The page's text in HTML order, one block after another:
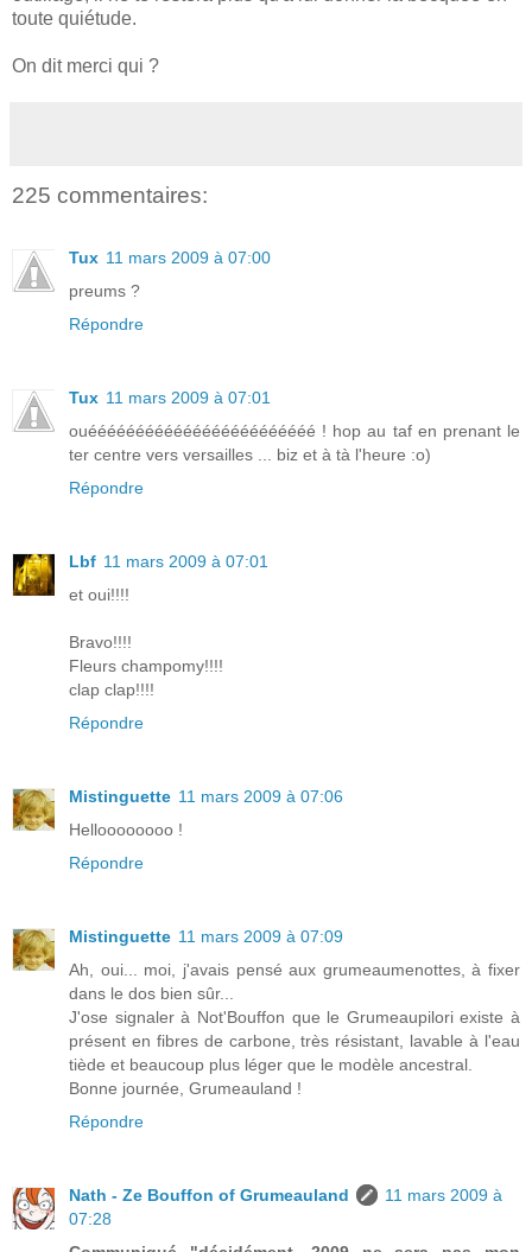
toute quiétude.
On dit merci qui ?
225 commentaires:
Tux 11 mars 2009 à 07:00
preums ?
Répondre
Tux 11 mars 2009 à 07:01
ouéééééééééééééééééééééééé ! hop au taf en prenant le
ter centre vers versailles ... biz et à tà l'heure :o)
Répondre
Lbf 11 mars 2009 à 07:01
et oui!!!!
Bravo!!!!
Fleurs champomy!!!!
clap clap!!!!
Répondre
Mistinguette 11 mars 2009 à 07:06
Helloooooooo !
Répondre
Mistinguette 11 mars 2009 à 07:09
Ah, oui... moi, j'avais pensé aux grumeaumenottes, à fixer
dans le dos bien sûr...
J'ose signaler à Not'Bouffon que le Grumeaupilori existe à
présent en fibres de carbone, très résistant, lavable à l'eau
tiède et beaucoup plus léger que le modèle ancestral.
Bonne journée, Grumeauland !
Répondre
Nath - Ze Bouffon of Grumeauland
11 mars 2009 à
07:28